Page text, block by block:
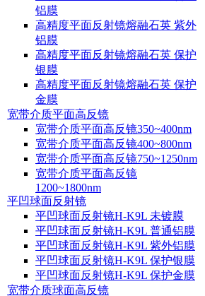
铝膜
高精度平面反射镜熔融石英 紫外
铝膜
高精度平面反射镜熔融石英 保护
银膜
高精度平面反射镜熔融石英 保护
金膜
宽带介质平面高反镜
宽带介质平面高反镜350~400nm
宽带介质平面高反镜400~800nm
宽带介质平面高反镜750~1250nm
宽带介质平面高反镜
1200~1800nm
平凹球面反射镜
平凹球面反射镜H-K9L 未镀膜
平凹球面反射镜H-K9L 普通铝膜
平凹球面反射镜H-K9L 紫外铝膜
平凹球面反射镜H-K9L 保护银膜
平凹球面反射镜H-K9L 保护金膜
宽带介质球面高反镜